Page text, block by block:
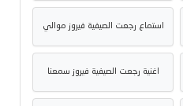
استماع رجعت الصيفية فيروز موالي
اغنية رجعت الصيفية فيروز سمعنا